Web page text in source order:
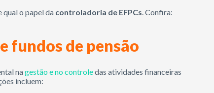
qual o papel da controladoria de EFPCs. Confira:
fundos de pensão
nagestão e no controledas atividades financeiras
incluem: